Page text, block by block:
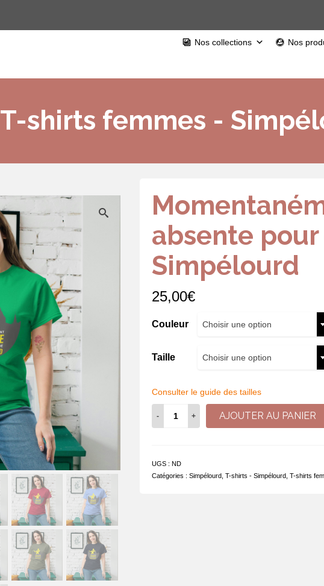
Nos collections Nos
T-shirts femmes -
absente
Simpélourd
25,00€
Couleur Choisir une option
Taille Choisir une option
Consulter le guide des tailles
de
AJOUTER AU PANIER
UGS : ND
Catégories : Simpélourd, T-shirts - Simpélourd, T-shirts